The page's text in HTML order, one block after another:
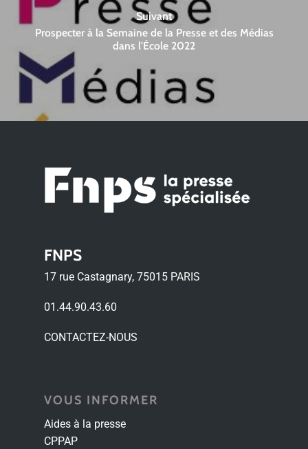
Suivant
Prospecter à la Semaine de la Presse et des Médias
dans l'École 2022
FNPS
17 rue Castagnary, 75015 PARIS
01.44.90.43.60
CONTACTEZ-NOUS
VOUS INFORMER
Aides à la presse
CPPAP